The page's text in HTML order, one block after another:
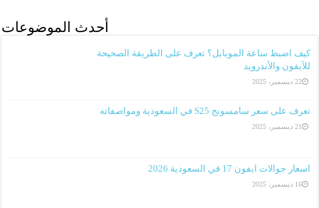
أحدث الموضوعات
كيف اضبط ساعة الموبايل؟ تعرف على الطريقة الصحيحة
للآيفون والأندرويد
22 ديسمبر، 2025
تعرف على سعر سامسونج S25 في السعودية ومواصفاته
21 ديسمبر، 2025
اسعار جوالات ايفون 17 في السعودية 2026
16 ديسمبر، 2025